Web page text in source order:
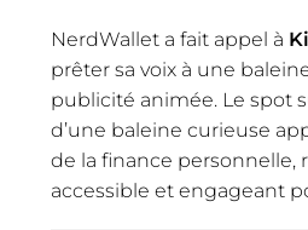
NerdWallet a fait appel à
prêter sa voix à une
publicité animée. Le spot
d’une baleine curieuse
de la finance personnelle,
accessible et engageant